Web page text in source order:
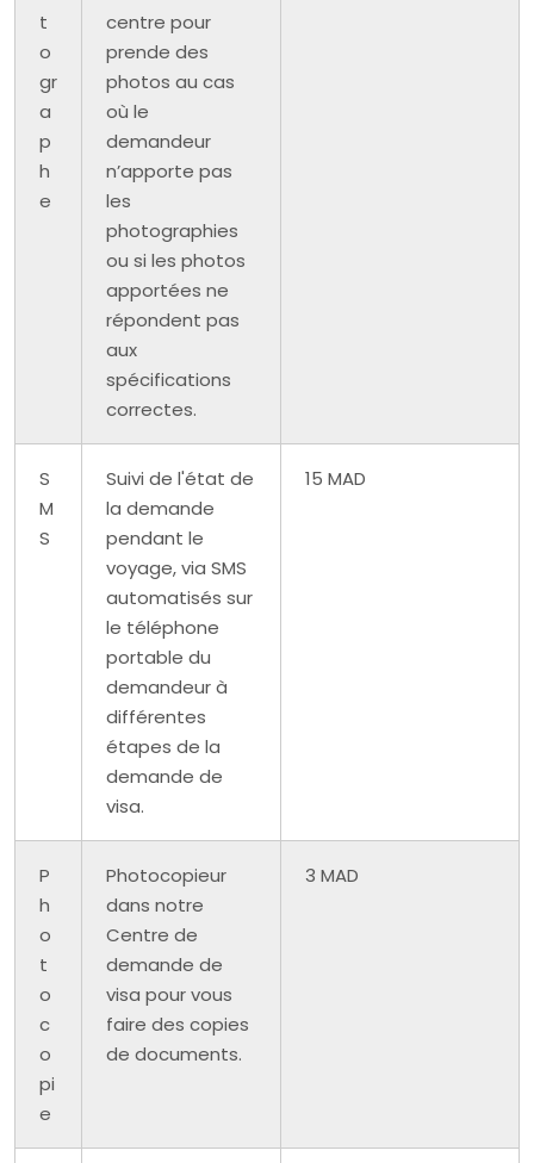
t
o
gr
a
p
h
e
centre pour
prende des
photos au cas
où le
demandeur
n’apporte pas
les
photographies
ou si les photos
apportées ne
répondent pas
aux
spécifications
correctes.
S
M
S
Suivi de l'état de
la demande
pendant le
voyage, via SMS
automatisés sur
le téléphone
portable du
demandeur à
différentes
étapes de la
demande de
visa.
15 MAD
P
h
o
t
o
c
o
pi
e
Photocopieur
dans notre
Centre de
demande de
visa pour vous
faire des copies
de documents.
3 MAD